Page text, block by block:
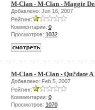
M-Clan - M-Clan - Maggie
Добавлено: Jun 16, 2007
Рейтинг:
Комментарии: 0
Просмотров: 1032
M-Clan - M-Clan - Qu?date
Добавлено: Feb 5, 2007
Рейтинг:
Комментарии: 0
Просмотров: 1070